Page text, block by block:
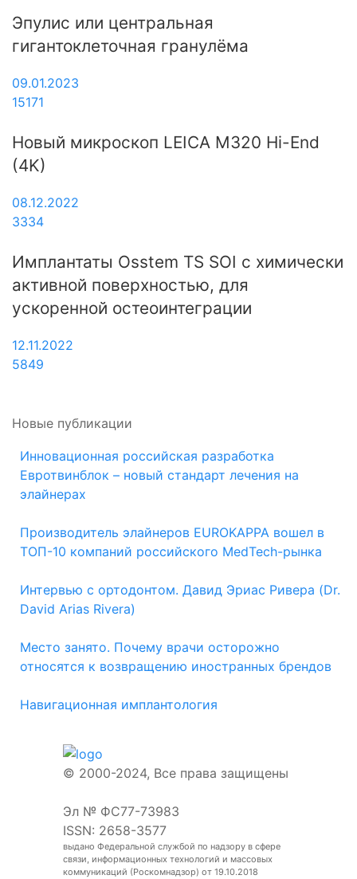
Эпулис или центральная
гигантоклеточная гранулёма
09.01.2023
15171
Новый микроскоп LEICA M320 Hi-End
(4K)
08.12.2022
3334
Имплантаты Osstem TS SOI с химически
активной поверхностью, для
ускоренной остеоинтеграции
12.11.2022
5849
Новые публикации
Инновационная российская разработка
Евротвинблок – новый стандарт лечения на
элайнерах
Производитель элайнеров EUROKAPPA вошел в
ТОП-10 компаний российского MedTech-рынка
Интервью с ортодонтом. Давид Эриас Ривера (Dr.
David Arias Rivera)
Место занято. Почему врачи осторожно
относятся к возвращению иностранных брендов
Навигационная имплантология
© 2000-2024, Все права защищены
Эл № ФС77-73983
ISSN: 2658-3577
выдано Федеральной службой по надзору в сфере
связи, информационных технологий и массовых
коммуникаций (Роскомнадзор) от 19.10.2018